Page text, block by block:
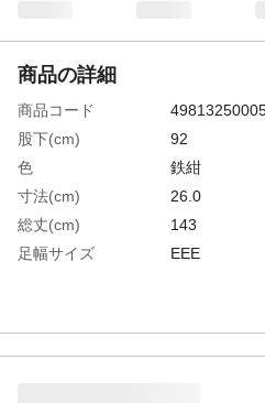
商品の詳細
商品コード
股下(cm)
92
色
鉄紺
寸法(cm)
26.0
総丈(cm)
143
足幅サイズ
EEE